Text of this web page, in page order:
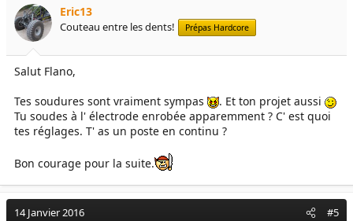
Eric13
Couteau entre les dents! Prépas Hardcore
Salut Flano,
Tes soudures sont vraiment sympas
. Et ton projet aussi
Tu soudes à l' électrode enrobée apparemment ? C' est quoi
tes réglages. T' as un poste en continu ?
Bon courage pour la suite.
14 Janvier 2016 #5